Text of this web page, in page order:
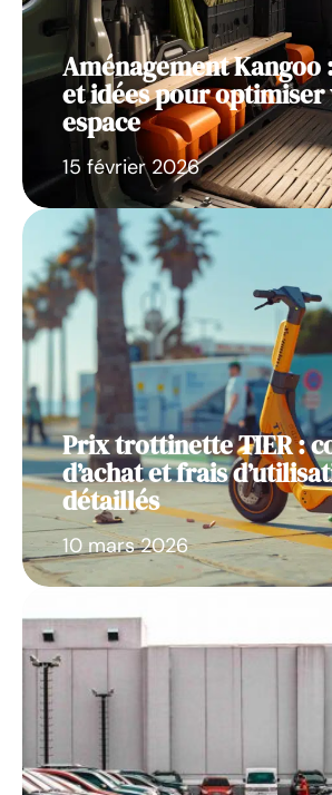
Aménagement Kangoo
et idées pour
espace
15 février 2026
Prix trottinette TIER :
d’achat et frais
détaillés
10 mars 2026